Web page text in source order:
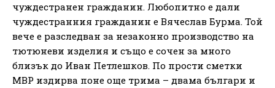
чуждестранен гражданин. Любопитно е дали
чуждестранния гражданин е Вячеслав Бурма. Той
вече е разследван за незаконно производство на
тютюневи изделия и също е сочен за много
близък до Иван Петлешков. По прости сметки
МВР издирва поне още трима – двама българи и